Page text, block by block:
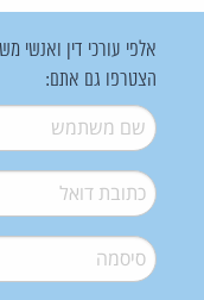
אלפי עורכי דין ואנשי
הצטרפו גם אתם:
שם משתמש*
דואל*
סיסמה*